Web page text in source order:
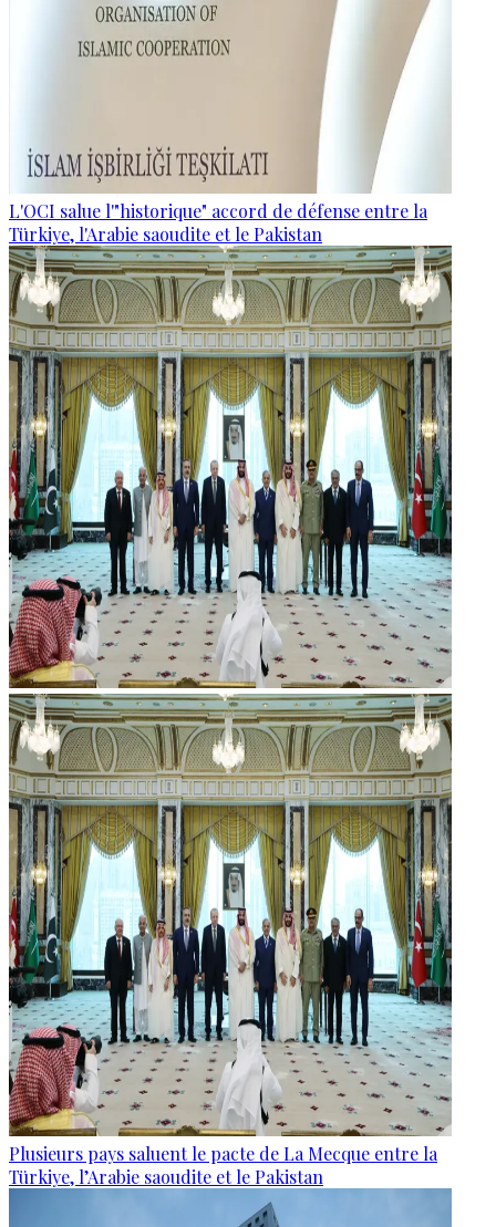
L'OCI salue l'"historique" accord de défense entre la
Türkiye, l'Arabie saoudite et le Pakistan
Plusieurs pays saluent le pacte de La Mecque entre la
Türkiye, l’Arabie saoudite et le Pakistan